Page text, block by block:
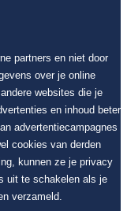
partners en niet door
over je online
websites die je
en inhoud beter
advertentiecampagnes
cookies van derden
kunnen ze je privacy
uit te schakelen als je
verzameld.